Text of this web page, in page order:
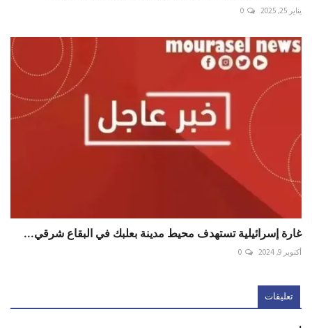
يناير 25, 2025 0
‏غارة إسرائيلية تستهدف محيط مدينة ‎بعلبك في البقاع شرقي...
أكتوبر 9, 2024 0
تعليقات